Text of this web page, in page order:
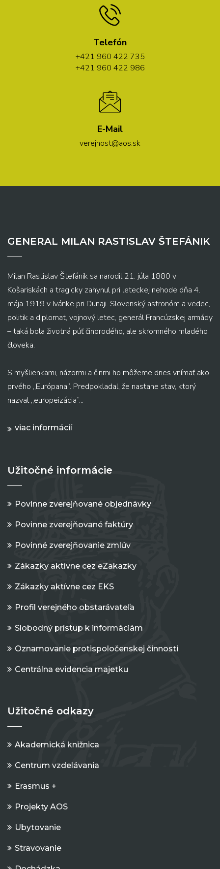
Telefón
+421 960 422 735
+421 960 422 986
E-Mail
verejnost@aos.sk
GENERAL MILAN RASTISLAV ŠTEFÁNIK
Milan Rastislav Štefánik sa narodil 21. júla 1880 v
Košariskách a tragicky zahynul pri leteckej nehode dňa 4.
mája 1919 v Ivánke pri Dunaji. Slovenský astronóm a vedec,
politik a diplomat, vojnový letec, generál Francúzskej armády
– taká bola životná púť činorodého, ale skromného mladého
človeka.
S myšlienkami, názormi a činmi ho môžeme dnes vnímať ako
prvého „Európana“. Predpokladal, že nastane stav, ktorý
nazval „europeizácia“...
viac informácií
Užitočné informácie
Povinne zverejňované objednávky
Povinne zverejňované faktúry
Povinné zverejňovanie zmlúv
Zákazky aktívne cez eZakazky
Zákazky aktívne cez EKS
Profil verejného obstarávateľa
Slobodný prístup k informáciám
Oznamovanie protispoločenskej činnosti
Centrálna evidencia majetku
Užitočné odkazy
Akademická knižnica
Centrum vzdelávania
Erasmus +
Projekty AOS
Ubytovanie
Stravovanie